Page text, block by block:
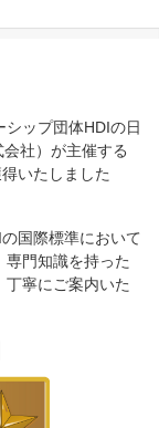
ップ団体HDIの日
社）が主催する
いたしました
国際標準において
門知識を持った
寧にご案内いた